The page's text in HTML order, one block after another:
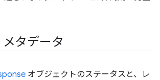
タデータ
オブジェクトのステータスと、レ